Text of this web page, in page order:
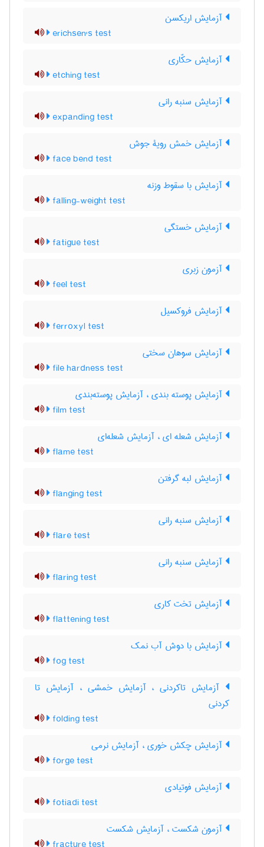
آزمایش اریکسن
erichsen's test
آزمایش حکّاری
etching test
آزمایش سنبه رانی
expanding test
آزمایش خمش رویۀ جوش
face bend test
آزمایش با سقوط وزنه
falling-weight test
آزمایش خستگی
fatigue test
آزمون زبری
feel test
آزمایش فروکسیل
ferroxyl test
آزمایش سوهان سختی
file hardness test
آزمایش پوسته بندی ، آزمایش پوسته‌بندی
film test
آزمایش شعله ای ، آزمایش شعله‌ای
flame test
آزمایش لبه گرفتن
flanging test
آزمایش سنبه رانی
flare test
آزمایش سنبه رانی
flaring test
آزمایش تخت کاری
flattening test
آزمایش با دوش آب نمک
fog test
آزمایش تاکردنی ، آزمایش خمشی ، آزمایش تا
کردنی
folding test
آزمایش چکش خوری ، آزمایش نرمی
forge test
آزمایش فوتیادی
fotiadi test
آزمون شکست ، آزمایش شکست